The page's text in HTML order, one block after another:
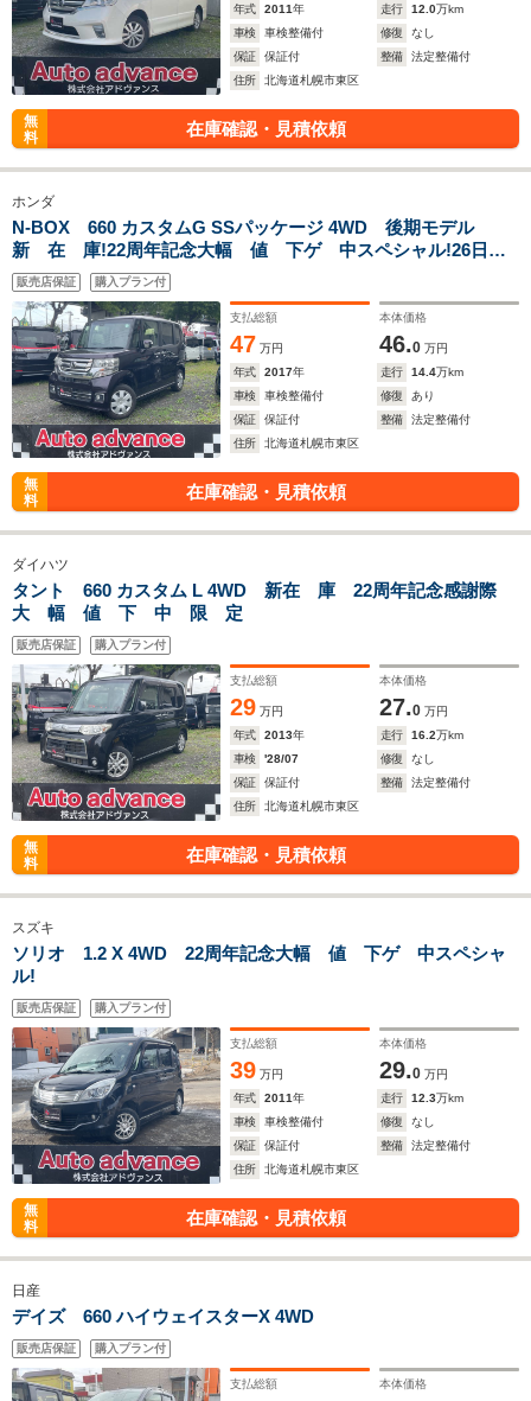
年式 2011年 走行 12.0万km
車検
車検整備付 修復
なし
保証
保証付 整備
法定整備付
住所
北海道札幌市東区
無
料
在庫確認・見積依頼
ホンダ
N-BOX 660 カスタムG SSパッケージ 4WD 後期モデル
新 在 庫!22周年記念大幅 値 下ゲ 中スペシャル!26日マ
デ リヤ修復
販売店保証 購入プラン付
支払総額
47 万円
本体価格
46.0 万円
年式
2017年 走行 14.4万km
車検
車検整備付 修復
あり
保証
保証付 整備
法定整備付
住所
北海道札幌市東区
無
料
在庫確認・見積依頼
ダイハツ
タント 660 カスタム L 4WD 新在 庫 22周年記念感謝際
大 幅 値 下 中 限 定
販売店保証 購入プラン付
支払総額
29 万円
本体価格
27.0 万円
年式
2013年 走行 16.2万km
車検
'28/07 修復
なし
保証
保証付 整備
法定整備付
住所
北海道札幌市東区
無
料
在庫確認・見積依頼
スズキ
ソリオ 1.2 X 4WD 22周年記念大幅 値 下ゲ 中スペシャ
ル!
販売店保証 購入プラン付
支払総額
39 万円
本体価格
29.0 万円
年式
2011年 走行 12.3万km
車検
車検整備付 修復
なし
保証
保証付 整備
法定整備付
住所
北海道札幌市東区
無
料
在庫確認・見積依頼
日産
デイズ 660 ハイウェイスターX 4WD
販売店保証 購入プラン付
支払総額 本体価格